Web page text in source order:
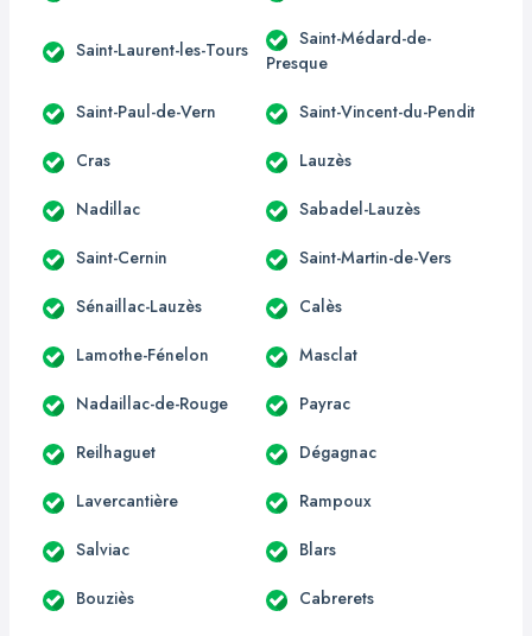
Saint-Laurent-les-Tours
Saint-Médard-de-
Presque
Saint-Paul-de-Vern Saint-Vincent-du-Pendit
Cras Lauzès
Nadillac Sabadel-Lauzès
Saint-Cernin Saint-Martin-de-Vers
Sénaillac-Lauzès Calès
Lamothe-Fénelon Masclat
Nadaillac-de-Rouge Payrac
Reilhaguet Dégagnac
Lavercantière Rampoux
Salviac Blars
Bouziès Cabrerets